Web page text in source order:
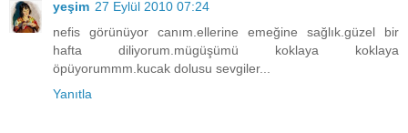
yeşim 27 Eylül 2010 07:24
nefis görünüyor canım.ellerine emeğine sağlık.güzel bir
hafta diliyorum.mügüşümü koklaya koklaya
öpüyorummm.kucak dolusu sevgiler...
Yanıtla